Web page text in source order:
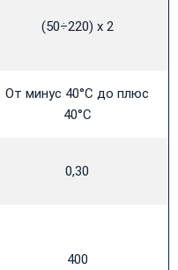
(50÷220) х 2
От минус 40°С до плюс
40°С
0,30
400